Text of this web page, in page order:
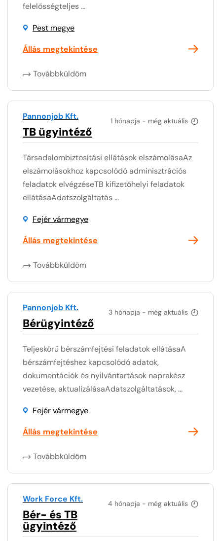
felelősségteljes ...
Pest megye
Állás megtekintése
Továbbküldöm
1 hónapja - még aktuális
Pannonjob Kft.
TB ügyintéző
Társadalombiztosítási ellátások elszámolásaAz
elszámolásokhoz kapcsolódó adminisztrációs
feladatok elvégzéseTB kifizetőhelyi feladatok
ellátásaAdatszolgáltatás ...
Fejér vármegye
Állás megtekintése
Továbbküldöm
3 hónapja - még aktuális
Pannonjob Kft.
Bérügyintéző
Teljeskörű bérszámfejtési feladatok ellátásaA
bérszámfejtéshez kapcsolódó adatok,
dokumentációk és nyilvántartások naprakész
vezetése, aktualizálásaAdatszolgáltatások, ...
Fejér vármegye
Állás megtekintése
Továbbküldöm
4 hónapja - még aktuális
Work Force Kft.
Bér- és TB
ügyintéző